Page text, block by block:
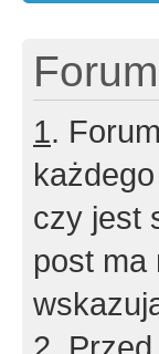
1.
czy jest
post ma